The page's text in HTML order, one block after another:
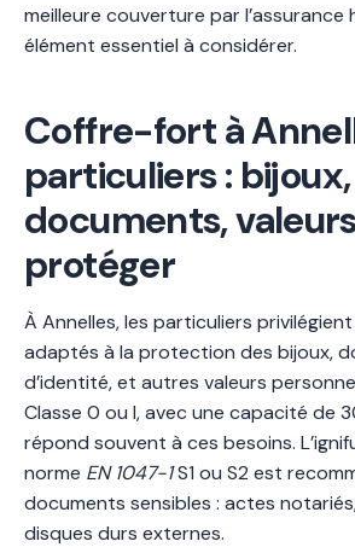
meilleure couverture par l’assurance
élément essentiel à considérer.
Coffre-fort à
particuliers : bijoux,
documents,
protéger
À Annelles, les particuliers
adaptés à la protection des bijoux,
d’identité, et autres valeurs
Classe 0 ou I, avec une capacité de
répond souvent à ces besoins.
norme EN 1047-1S1 ou S2 est
documents sensibles : actes
disques durs externes.